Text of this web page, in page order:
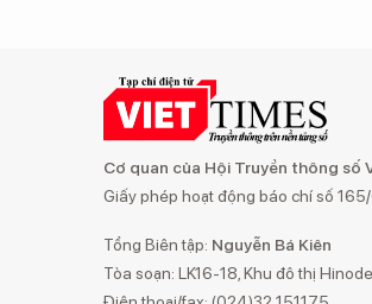
Cơ quan của Hội Truyền thông số
Giấy phép hoạt động báo chí số
Tổng Biên tập: Nguyễn Bá Kiên
Tòa soạn: LK16-18, Khu đô thị